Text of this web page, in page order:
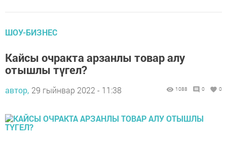
ШОУ-БИЗНЕС
Кайсы очракта арзанлы товар алу
отышлы түгел?
автор, 29 гыйнвар 2022 - 11:38 1088 0 0